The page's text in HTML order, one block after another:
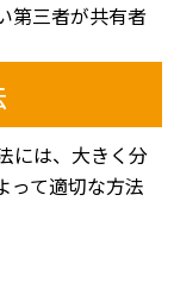
第三者が共有者
には、大きく分
って適切な方法